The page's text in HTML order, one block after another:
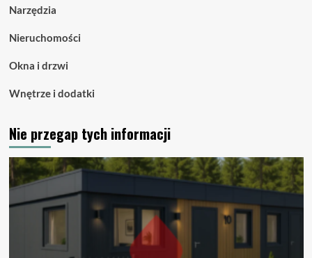
Narzędzia
Nieruchomości
Okna i drzwi
Wnętrze i dodatki
Nie przegap tych informacji